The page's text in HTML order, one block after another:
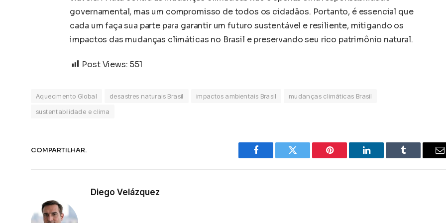
governamental, mas um compromisso de todos os cidadãos. Portanto, é essencial que
cada um faça sua parte para garantir um futuro sustentável e resiliente, mitigando os
impactos das mudanças climáticas no Brasil e preservando seu rico patrimônio natural.
Post Views: 551
Aquecimento Global desastres naturais Brasil impactos ambientais Brasil
mudanças climáticas Brasil
sustentabilidade e clima
COMPARTILHAR.
Facebook Twitter Pinterest LinkedIn Tumblr
Diego Velázquez